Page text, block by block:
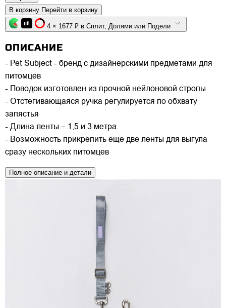
В корзину Перейти в корзину
4 × 1677 ₽ в Сплит, Долями или Подели
ОПИСАНИЕ
- Pet Subject - бренд с дизайнерскими предметами для
питомцев
- Поводок изготовлен из прочной нейлоновой стропы
- Отстегивающаяся ручка регулируется по обхвату
запястья
- Длина ленты – 1,5 и 3 метра.
- Возможность прикрепить еще две ленты для выгула
сразу нескольких питомцев
Полное описание и детали